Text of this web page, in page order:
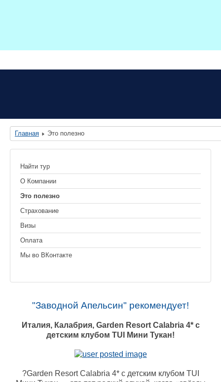
Главная Это полезно
Найти тур
О Компании
Это полезно
Страхование
Визы
Оплата
Мы во ВКонтакте
"Заводной Апельсин" рекомендует!
Италия, Калабрия, Garden Resort Calabria 4* с
детским клубом TUI Мини Тукан!
?Garden Resort Calabria 4* с детским клубом TUI